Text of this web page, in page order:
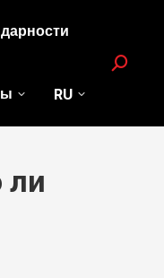
RU
Search:
ли